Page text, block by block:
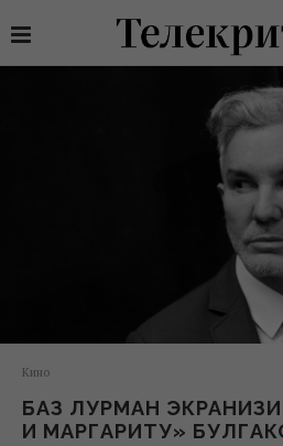
Кино
БАЗ ЛУРМАН
И МАРГАРИТУ»